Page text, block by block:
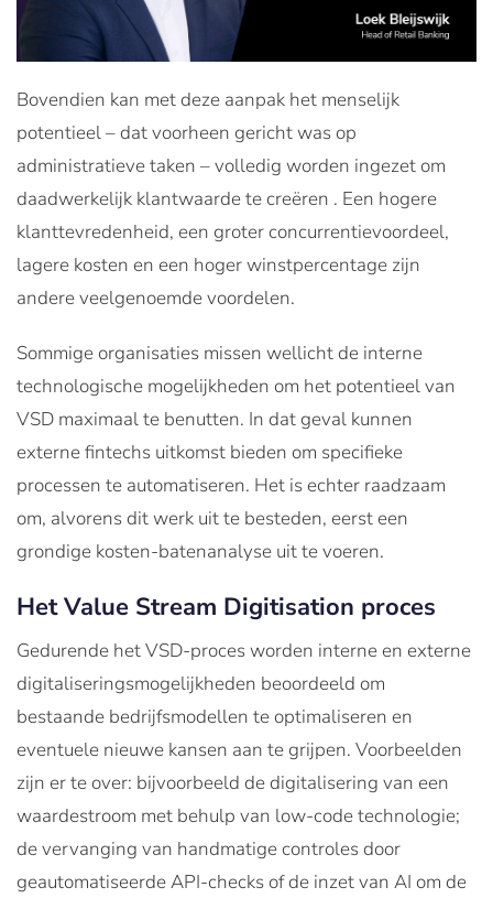
Bovendien kan met deze aanpak het menselijk
potentieel – dat voorheen gericht was op
administratieve taken – volledig worden ingezet om
daadwerkelijk klantwaarde te creëren . Een hogere
klanttevredenheid, een groter concurrentievoordeel,
lagere kosten en een hoger winstpercentage zijn
andere veelgenoemde voordelen.
Sommige organisaties missen wellicht de interne
technologische mogelijkheden om het potentieel van
VSD maximaal te benutten. In dat geval kunnen
externe fintechs uitkomst bieden om specifieke
processen te automatiseren. Het is echter raadzaam
om, alvorens dit werk uit te besteden, eerst een
grondige kosten-batenanalyse uit te voeren.
Het Value Stream Digitisation proces
Gedurende het VSD-proces worden interne en externe
digitaliseringsmogelijkheden beoordeeld om
bestaande bedrijfsmodellen te optimaliseren en
eventuele nieuwe kansen aan te grijpen. Voorbeelden
zijn er te over: bijvoorbeeld de digitalisering van een
waardestroom met behulp van low-code technologie;
de vervanging van handmatige controles door
geautomatiseerde API-checks of de inzet van AI om de